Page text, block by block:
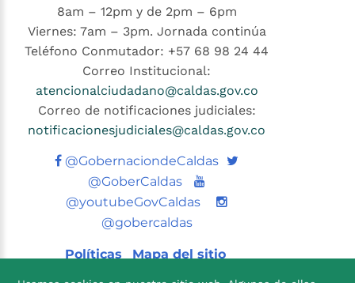
8am – 12pm y de 2pm – 6pm
Viernes: 7am – 3pm. Jornada continúa
Teléfono Conmutador: +57 68 98 24 44
Correo Institucional:
atencionalciudadano@caldas.gov.co
Correo de notificaciones judiciales:
notificacionesjudiciales@caldas.gov.co
@GobernaciondeCaldas Twitter
@GoberCaldas
Youtube
@youtubeGovCaldas
@gobercaldas
Políticas Mapa del sitio